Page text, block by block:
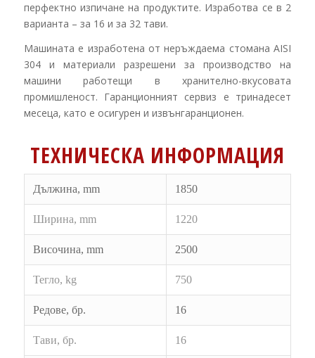
перфектно изпичане на продуктите. Изработва се в 2
варианта – за 16 и за 32 тави.
Машината е изработена от неръждаема стоманаAISI
304 и материали разрешени за производство на
машини работещи в хранително-вкусовата
промишленост. Гаранционният сервиз е тринадесет
месеца, като е осигурен и извънгаранционен.
ТЕХНИЧЕСКА ИНФОРМАЦИЯ
Дължина, mm 1850
Ширина, mm 1220
Височина, mm 2500
Тегло, kg 750
Редове, бр. 16
Тави, бр. 16